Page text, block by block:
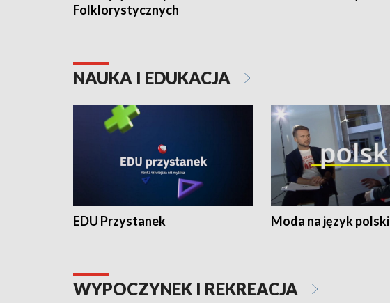
Folklorystycznych
NAUKA I EDUKACJA
EDU Przystanek Moda na język polski
WYPOCZYNEK I REKREACJA